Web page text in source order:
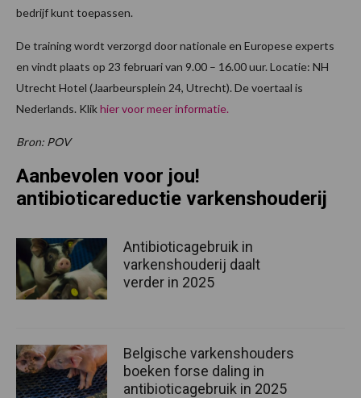
bedrijf kunt toepassen.
De training wordt verzorgd door nationale en Europese experts
en vindt plaats op 23 februari van 9.00 – 16.00 uur. Locatie: NH
Utrecht Hotel (Jaarbeursplein 24, Utrecht). De voertaal is
Nederlands. Klikhier voor meer informatie.
Bron: POV
Aanbevolen voor jou!
antibioticareductie varkenshouderij
Antibioticagebruik in
varkenshouderij daalt
verder in 2025
Belgische varkenshouders
boeken forse daling in
antibioticagebruik in 2025